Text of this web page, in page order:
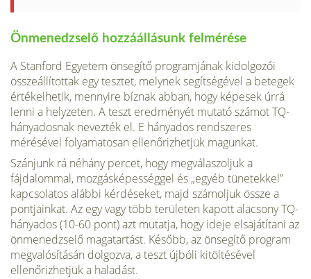
Önmenedzselő hozzáállásunk felmérése
A Stanford Egyetem önsegítő programjának kidolgozói
összeállítottak egy tesztet, melynek segítségével a betegek
értékelhetik, mennyire bíznak abban, hogy képesek úrrá
lenni a helyzeten. A teszt eredményét mutató számot TQ-
hányadosnak nevezték el. E hányados rend­szeres
mérésével folyamatosan ellenőrizhetjük magunkat.
Szánjunk rá néhány percet, hogy megválaszoljuk a
fájdalom­mal, mozgásképességgel és „egyéb tünetekkel”
kapcsolatos alábbi kérdéseket, majd számoljuk össze a
pontjainkat. Az egy vagy több területen kapott alacsony TQ-
hányados (10-60 pont) azt mutatja, hogy ideje elsajátítani az
önmenedzselő ma­gatartást. Később, az önsegítő program
megvalósításán dolgozva, a teszt újbóli kitöltésével
ellenőrizhetjük a haladást.